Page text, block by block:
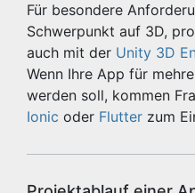
Für besondere
Schwerpunkt auf 3D,
auch mit der Unity 3D
Wenn Ihre App für
werden soll, kommen
Ionic oder Flutter zum